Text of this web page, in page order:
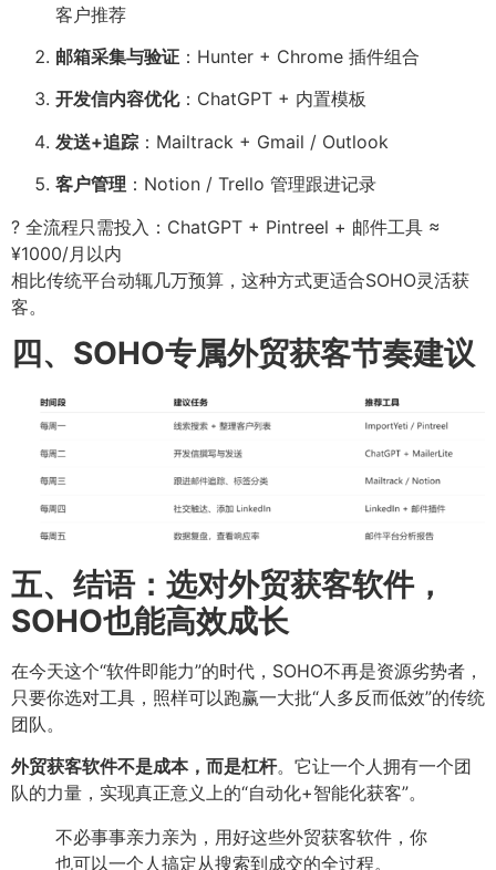
客户推荐
邮箱采集与验证 ：Hunter + Chrome 插件组合
开发信内容优化：ChatGPT + 内置模板
发送+追踪 ：Mailtrack + Gmail / Outlook
客户管理 ：Notion / Trello 管理跟进记录
? 全流程只需投入：ChatGPT + Pintreel + 邮件工具 ≈
¥1000/月以内
相比传统平台动辄几万预算，这种方式更适合SOHO灵活获
客。
四、SOHO专属外贸获客节奏建议
五、结语：选对外贸获客软件，
SOHO也能高效成长
在今天这个“软件即能力”的时代，SOHO不再是资源劣势者，
只要你选对工具，照样可以跑赢一大批“人多反而低效”的传统
团队。
外贸获客软件不是成本，而是杠杆。它让一个人拥有一个团
队的力量，实现真正意义上的“自动化+智能化获客”。
不必事事亲力亲为，用好这些外贸获客软件，你
也可以一个人搞定从搜索到成交的全过程。